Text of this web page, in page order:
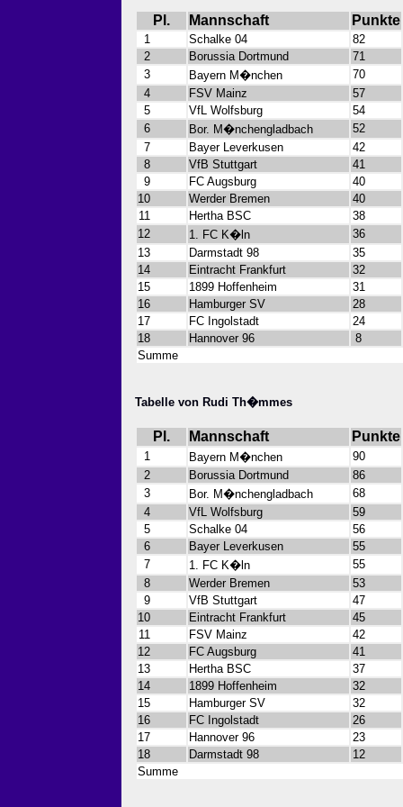
Pl. Mannschaft Punkte
1 Schalke 04
82
2
Borussia Dortmund
71
3
Bayern M�nchen
70
4
FSV Mainz
57
5
VfL Wolfsburg
54
6
Bor. M�nchengladbach
52
7
Bayer Leverkusen
42
8
VfB Stuttgart
41
9
FC Augsburg
40
10
Werder Bremen
40
11
Hertha BSC
38
12
1. FC K�ln
36
13
Darmstadt 98
35
14
Eintracht Frankfurt
32
15
1899 Hoffenheim
31
16
Hamburger SV
28
17
FC Ingolstadt
24
18
Hannover 96
8
Summe
Tabelle von Rudi Th�mmes
Pl. Mannschaft Punkte
1 Bayern M�nchen
90
2
Borussia Dortmund
86
3
Bor. M�nchengladbach
68
4
VfL Wolfsburg
59
5
Schalke 04
56
6
Bayer Leverkusen
55
7
1. FC K�ln
55
8
Werder Bremen
53
9
VfB Stuttgart
47
10
Eintracht Frankfurt
45
11
FSV Mainz
42
12
FC Augsburg
41
13
Hertha BSC
37
14
1899 Hoffenheim
32
15
Hamburger SV
32
16
FC Ingolstadt
26
17
Hannover 96
23
18
Darmstadt 98
12
Summe